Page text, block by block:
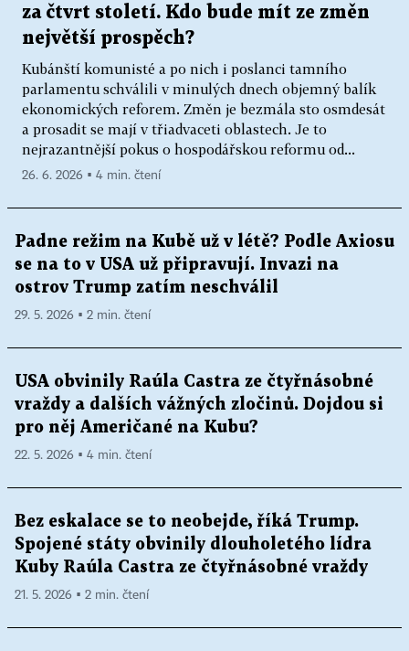
za čtvrt století. Kdo bude mít ze změn
největší prospěch?
Kubánští komunisté a po nich i poslanci tamního
parlamentu schválili v minulých dnech objemný balík
ekonomických reforem. Změn je bezmála sto osmdesát
a prosadit se mají v třiadvaceti oblastech. Je to
nejrazantnější pokus o hospodářskou reformu od...
26. 6. 2026 ▪ 4 min. čtení
Padne režim na Kubě už v létě? Podle Axiosu
se na to v USA už připravují. Invazi na
ostrov Trump zatím neschválil
29. 5. 2026 ▪ 2 min. čtení
USA obvinily Raúla Castra ze čtyřnásobné
vraždy a dalších vážných zločinů. Dojdou si
pro něj Američané na Kubu?
22. 5. 2026 ▪ 4 min. čtení
Bez eskalace se to neobejde, říká Trump.
Spojené státy obvinily dlouholetého lídra
Kuby Raúla Castra ze čtyřnásobné vraždy
21. 5. 2026 ▪ 2 min. čtení